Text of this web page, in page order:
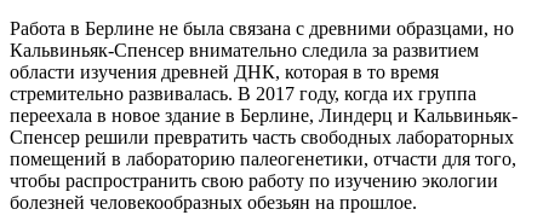
Работа в Берлине не была связана с древними образцами, но
Кальвиньяк-Спенсер внимательно следила за развитием
области изучения древней ДНК, которая в то время
стремительно развивалась. В 2017 году, когда их группа
переехала в новое здание в Берлине, Линдерц и Кальвиньяк-
Спенсер решили превратить часть свободных лабораторных
помещений в лабораторию палеогенетики, отчасти для того,
чтобы распространить свою работу по изучению экологии
болезней человекообразных обезьян на прошлое.